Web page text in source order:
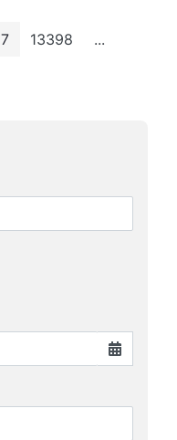
Pagina
13398 ...Pagine